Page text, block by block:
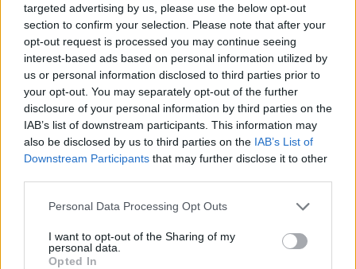
targeted advertising by us, please use the below opt-out
section to confirm your selection. Please note that after your
opt-out request is processed you may continue seeing
interest-based ads based on personal information utilized by
us or personal information disclosed to third parties prior to
your opt-out. You may separately opt-out of the further
disclosure of your personal information by third parties on the
IAB’s list of downstream participants. This information may
also be disclosed by us to third parties on the IAB’s List of
Downstream Participants that may further disclose it to other
Personal Data Processing Opt Outs
I want to opt-out of the Sharing of my
personal data.
Opted In
2016 7.1
Rossz anyák
2013
A Mikulás-mentőakció